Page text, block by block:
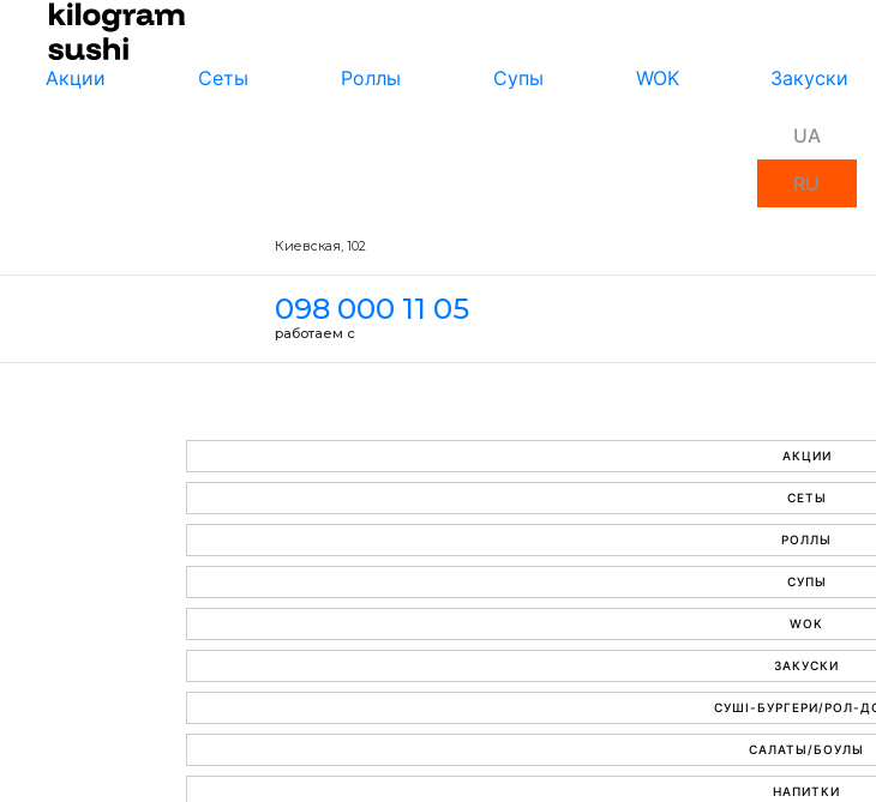
Акции Сеты Роллы Супы WOK Закуски
UA
RU
Киевская, 102
098 000 11 05
работаем с
АКЦИИ
СЕТЫ
РОЛЛЫ
СУПЫ
WOK
ЗАКУСКИ
СУШІ-БУРГЕРИ/РОЛ-
САЛАТЫ/БОУЛЫ
НАПИТКИ